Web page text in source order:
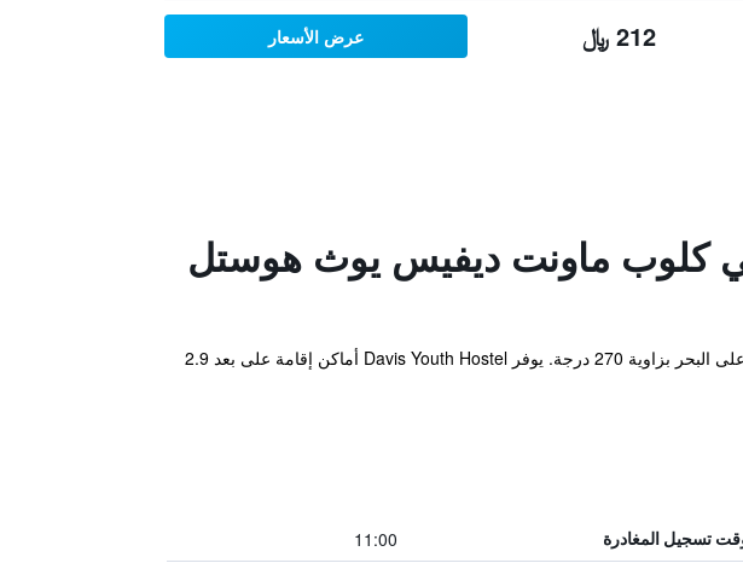
212 ﷼ عرض الأسعار
كلوب ماونت ديفيس يوث هوستل
يوفر Jockey Club Mt إطلالات على مرفأ فيكتوريا وجسر Tsing Ma مع تراس مراقبة مطل على البحر بزاوية 270 درجة. يوفر Davis Youth Hostel أماكن إقامة على بعد 2.9
تسجيل المغادرة 11:00